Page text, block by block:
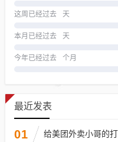
这周已经过去 天
本月已经过去 天
今年已经过去 个月
最近发表
01 给美团外卖小哥的